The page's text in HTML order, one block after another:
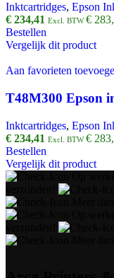
Inktcartridges, Epson
€ 234,41 Excl. BTW€
Bestellen
Vergelijk dit product
Aan favorieten
T48M300 Epson
Inktcartridges, Epson
€ 234,41 Excl. BTW€
Bestellen
Vergelijk dit product